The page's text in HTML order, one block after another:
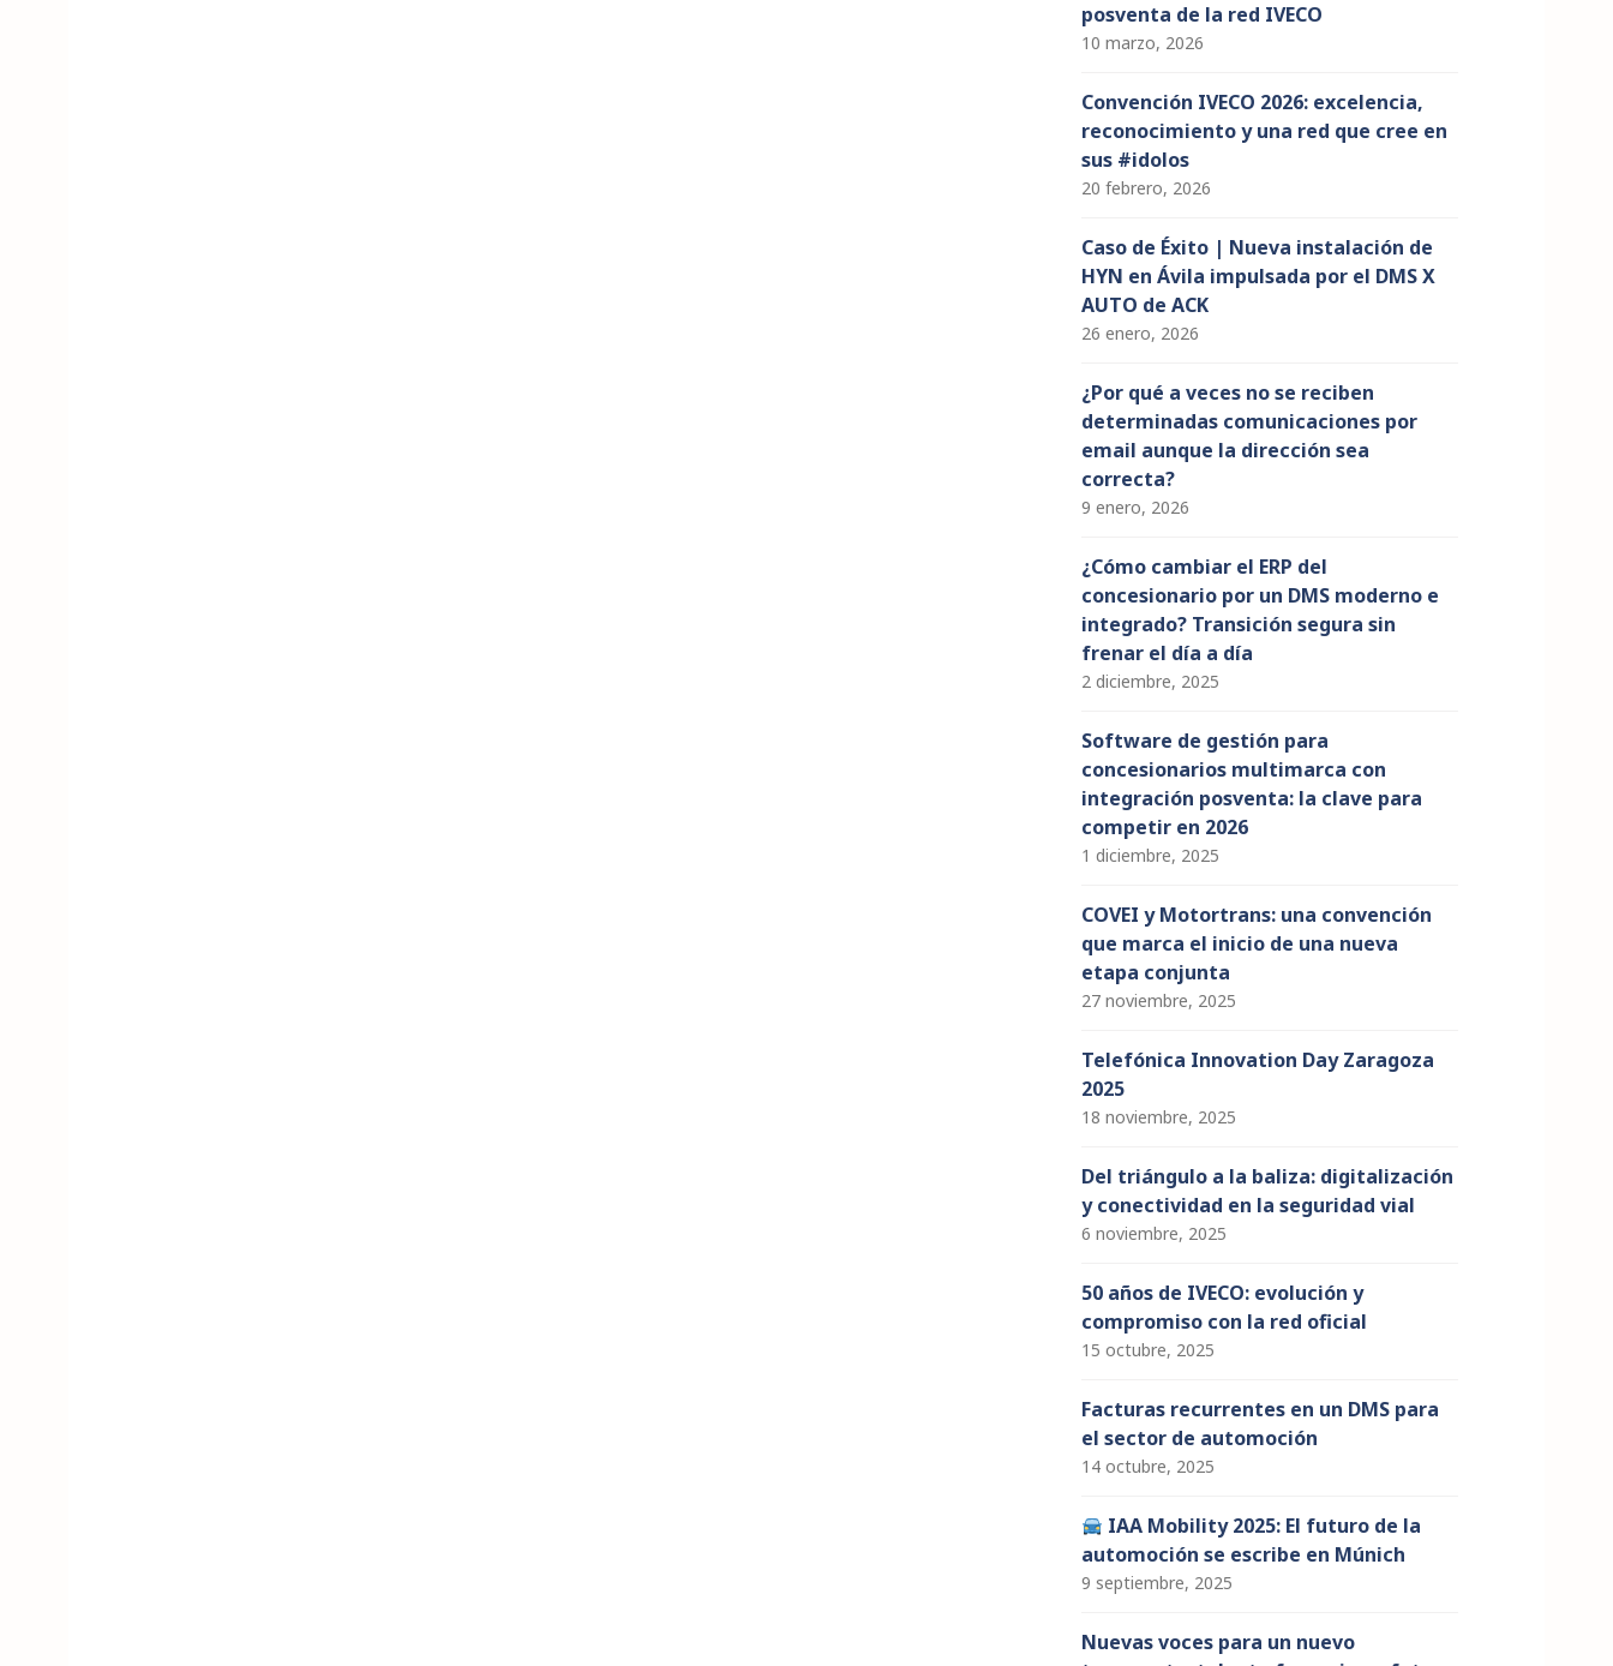
posventa de la red IVECO
10 marzo, 2026
Convención IVECO 2026: excelencia,
reconocimiento y una red que cree en
sus #idolos
20 febrero, 2026
Caso de Éxito | Nueva instalación de
HYN en Ávila impulsada por el DMS X
AUTO de ACK
26 enero, 2026
¿Por qué a veces no se reciben
determinadas comunicaciones por
email aunque la dirección sea
correcta?
9 enero, 2026
¿Cómo cambiar el ERP del
concesionario por un DMS moderno e
integrado? Transición segura sin
frenar el día a día
2 diciembre, 2025
Software de gestión para
concesionarios multimarca con
integración posventa: la clave para
competir en 2026
1 diciembre, 2025
COVEI y Motortrans: una convención
que marca el inicio de una nueva
etapa conjunta
27 noviembre, 2025
Telefónica Innovation Day Zaragoza
2025
18 noviembre, 2025
Del triángulo a la baliza: digitalización
y conectividad en la seguridad vial
6 noviembre, 2025
50 años de IVECO: evolución y
compromiso con la red oficial
15 octubre, 2025
Facturas recurrentes en un DMS para
el sector de automoción
14 octubre, 2025
IAA Mobility 2025: El futuro de la
automoción se escribe en Múnich
9 septiembre, 2025
Nuevas voces para un nuevo